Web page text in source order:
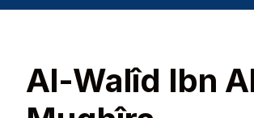
o
Al-Walîd Ibn